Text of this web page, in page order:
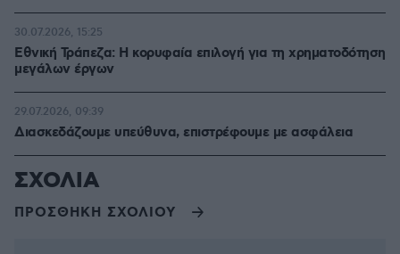
Εθνική Τράπεζα: Η κορυφαία επιλογή για τη χρηματοδότηση
μεγάλων έργων
30.07.2026, 15:25
Διασκεδάζουμε υπεύθυνα, επιστρέφουμε με ασφάλεια
29.07.2026, 09:39
ΣΧΟΛΙΑ
ΠΡΟΣΘΗΚΗ ΣΧΟΛΙΟΥ